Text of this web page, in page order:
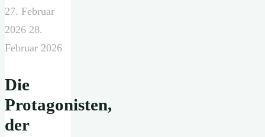
27. Februar
2026 28.
Februar 2026
Die
Protagonisten,
der